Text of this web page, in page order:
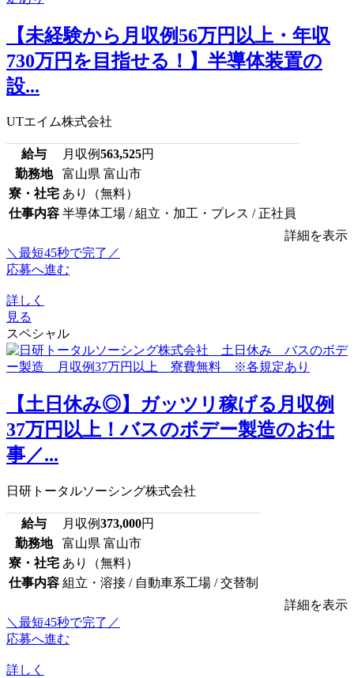
【未経験から月収例56万円以上・年収
730万円を目指せる！】半導体装置の
設...
UTエイム株式会社
給与 月収例563,525円
勤務地
富山県 富山市
寮・社宅 あり（無料）
仕事内容 半導体工場 / 組立・加工・プレス / 正社員
詳細を表示
＼最短45秒で完了／
応募へ進む
詳しく
見る
スペシャル
【土日休み◎】ガッツリ稼げる月収例
37万円以上！バスのボデー製造のお仕
事／...
日研トータルソーシング株式会社
給与 月収例373,000円
勤務地
富山県 富山市
寮・社宅 あり（無料）
仕事内容 組立・溶接 / 自動車系工場 / 交替制
詳細を表示
＼最短45秒で完了／
応募へ進む
詳しく